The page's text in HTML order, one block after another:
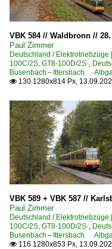
VBK 584 // Waldbronn //
Paul Zimmer
Deutschland /
100C/2S, GT8-100D/2S·
Busenbach – Ittersbach
 130 1280x814 Px,
VBK 589 + VBK 587 //
Paul Zimmer
Deutschland /
100C/2S, GT8-100D/2S·
Busenbach – Ittersbach
 116 1280x853 Px,